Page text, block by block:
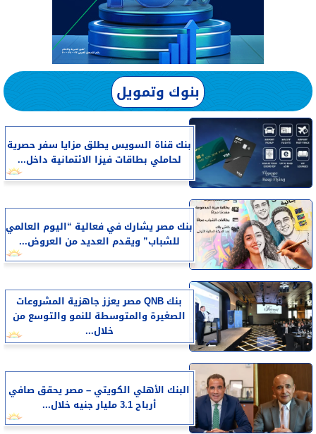
بنوك وتمويل
بنك قناة السويس يطلق مزايا سفر حصرية
لحاملي بطاقات فيزا الائتمانية داخل...
بنك مصر يشارك في فعالية “اليوم العالمي
للشباب” ويقدم العديد من العروض...
بنك QNB مصر يعزز جاهزية المشروعات
الصغيرة والمتوسطة للنمو والتوسع من
خلال...
البنك الأهلي الكويتي – مصر يحقق صافي
أرباح 3.1 مليار جنيه خلال...